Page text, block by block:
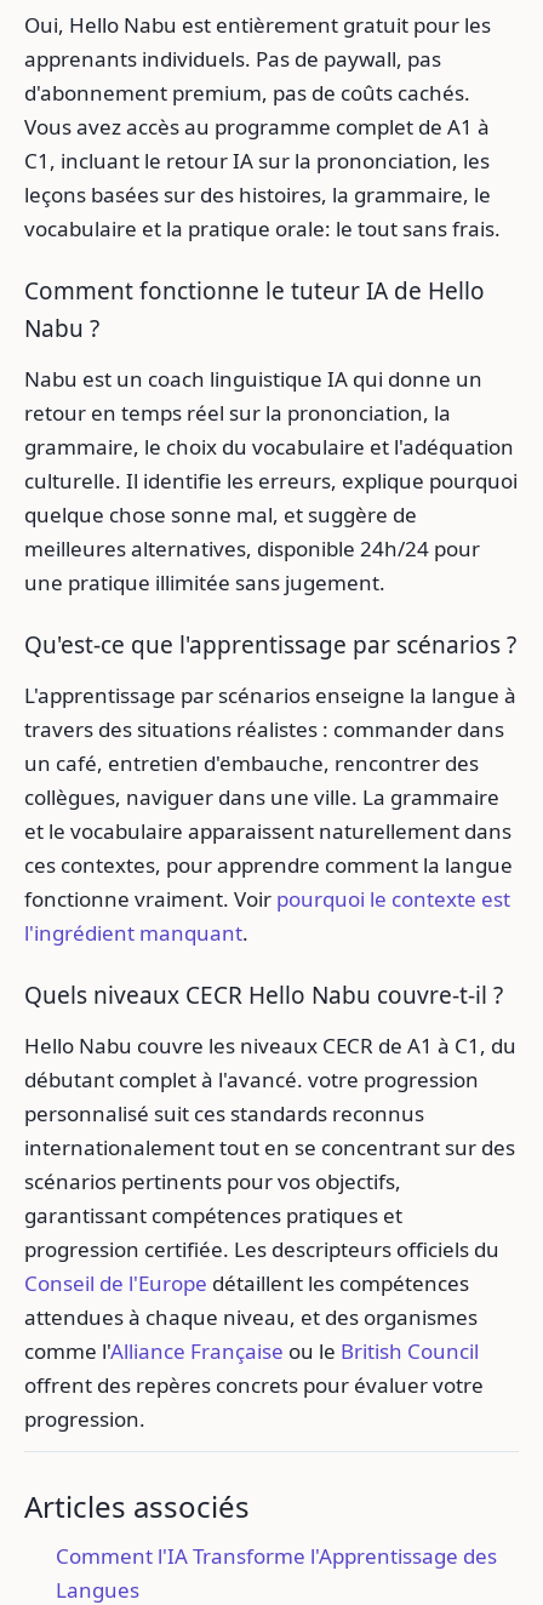
Oui, Hello Nabu est entièrement gratuit pour les
apprenants individuels. Pas de paywall, pas
d'abonnement premium, pas de coûts cachés.
Vous avez accès au programme complet de A1 à
C1, incluant le retour IA sur la prononciation, les
leçons basées sur des histoires, la grammaire, le
vocabulaire et la pratique orale: le tout sans frais.
Comment fonctionne le tuteur IA de Hello
Nabu ?
Nabu est un coach linguistique IA qui donne un
retour en temps réel sur la prononciation, la
grammaire, le choix du vocabulaire et l'adéquation
culturelle. Il identifie les erreurs, explique pourquoi
quelque chose sonne mal, et suggère de
meilleures alternatives, disponible 24h/24 pour
une pratique illimitée sans jugement.
Qu'est-ce que l'apprentissage par scénarios ?
L'apprentissage par scénarios enseigne la langue à
travers des situations réalistes : commander dans
un café, entretien d'embauche, rencontrer des
collègues, naviguer dans une ville. La grammaire
et le vocabulaire apparaissent naturellement dans
ces contextes, pour apprendre comment la langue
fonctionne vraiment. Voir pourquoi le contexte est
l'ingrédient manquant.
Quels niveaux CECR Hello Nabu couvre-t-il ?
Hello Nabu couvre les niveaux CECR de A1 à C1, du
débutant complet à l'avancé. votre progression
personnalisé suit ces standards reconnus
internationalement tout en se concentrant sur des
scénarios pertinents pour vos objectifs,
garantissant compétences pratiques et
progression certifiée. Les descripteurs officiels du
Conseil de l'Europe détaillent les compétences
attendues à chaque niveau, et des organismes
comme l'Alliance Française ou le British Council
offrent des repères concrets pour évaluer votre
progression.
Articles associés
Comment l'IA Transforme l'Apprentissage des
Langues